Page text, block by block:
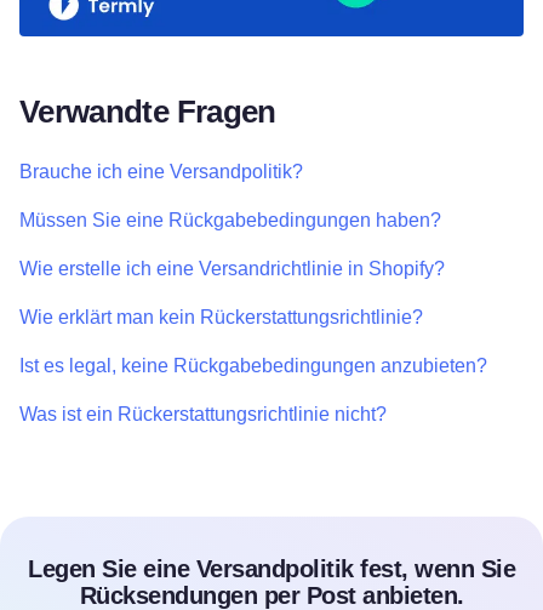
Verwandte Fragen
Brauche ich eine Versandpolitik?
Müssen Sie eine Rückgabebedingungen haben?
Wie erstelle ich eine Versandrichtlinie in Shopify?
Wie erklärt man kein Rückerstattungsrichtlinie?
Ist es legal, keine Rückgabebedingungen anzubieten?
Was ist ein Rückerstattungsrichtlinie nicht?
Legen Sie eine Versandpolitik fest, wenn Sie
Rücksendungen per Post anbieten.